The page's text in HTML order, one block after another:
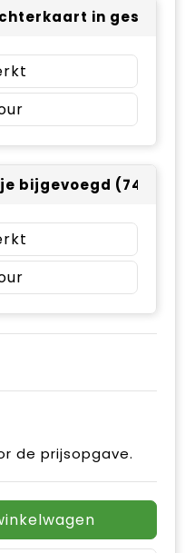
in
bijgevoegd (74 x
de prijsopgave.